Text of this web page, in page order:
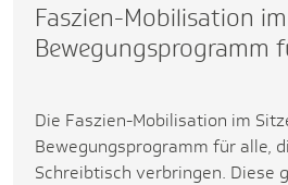
Faszien-Mobilisation
Bewegungsprogramm
Die Faszien-Mobilisation im
Bewegungsprogramm für alle,
Schreibtisch verbringen. Diese